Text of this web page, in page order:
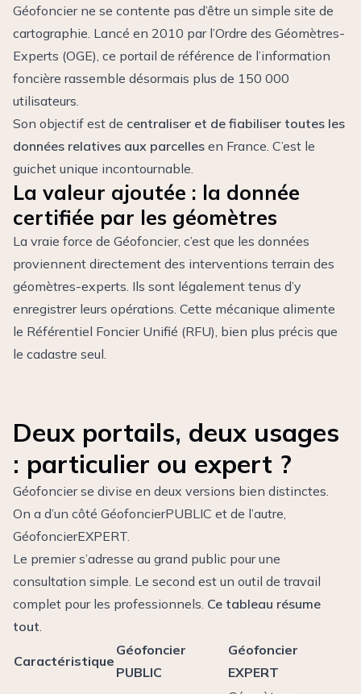
Géofoncier ne se contente pas d’être un simple site de
cartographie. Lancé en 2010 par l’Ordre des Géomètres-
Experts (OGE), ce portail de référence de l’information
foncière rassemble désormais plus de 150 000
utilisateurs.
Son objectif est de centraliser et de fiabiliser toutes les
données relatives aux parcelles en France. C’est le
guichet unique incontournable.
La valeur ajoutée : la donnée
certifiée par les géomètres
La vraie force de Géofoncier, c’est que les données
proviennent directement des interventions terrain des
géomètres-experts. Ils sont légalement tenus d’y
enregistrer leurs opérations. Cette mécanique alimente
le Référentiel Foncier Unifié (RFU), bien plus précis que
le cadastre seul.
Deux portails, deux usages
: particulier ou expert ?
Géofoncier se divise en deux versions bien distinctes.
On a d’un côté GéofoncierPUBLIC et de l’autre,
GéofoncierEXPERT.
Le premier s’adresse au grand public pour une
consultation simple. Le second est un outil de travail
complet pour les professionnels. Ce tableau résume
tout.
Caractéristique
Géofoncier
PUBLIC
Géofoncier
EXPERT